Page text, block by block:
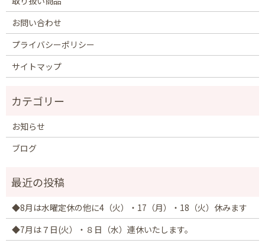
お問い合わせ
プライバシーポリシー
サイトマップ
お知らせ
ブログ
◆8月は水曜定休の他に4（火）・17（月）・18（火）休みます
◆7月は７日(火）・８日（水）連休いたします。